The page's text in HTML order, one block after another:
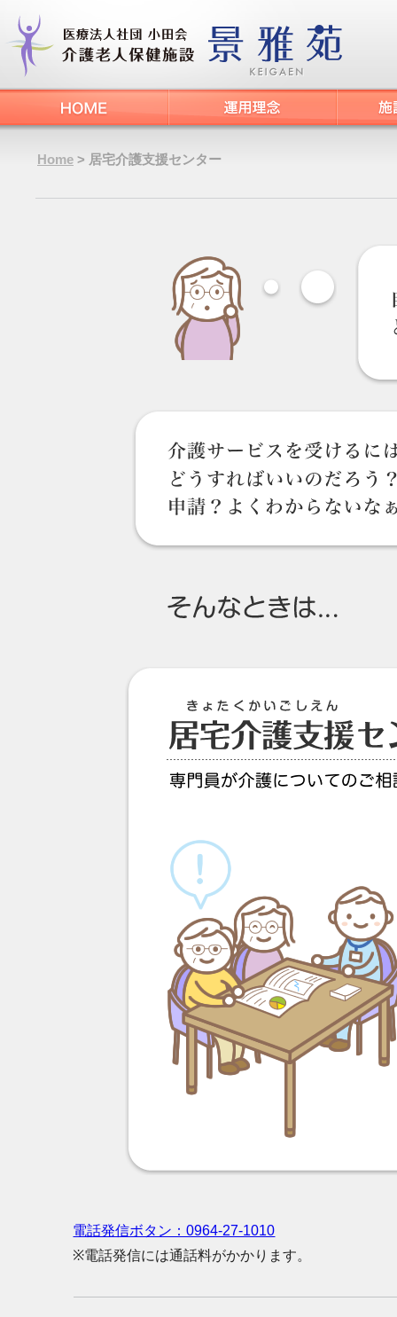
Home > 居宅介護支援センター
電話発信ボタン：0964-27-1010
※電話発信には通話料がかかります。